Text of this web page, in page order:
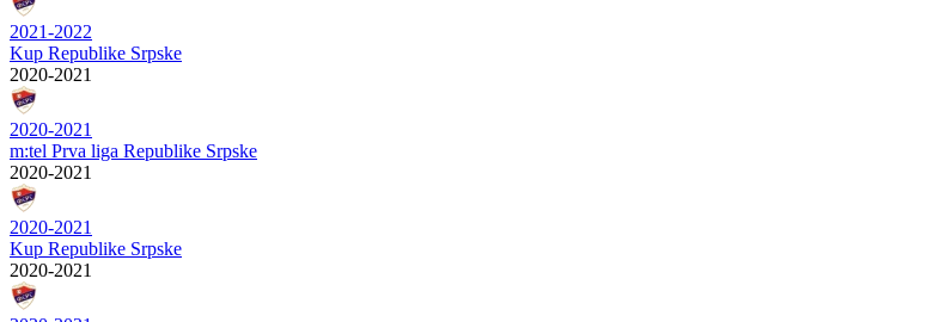
2021-2022
Kup Republike Srpske
2020-2021
2020-2021
m:tel Prva liga Republike Srpske
2020-2021
2020-2021
Kup Republike Srpske
2020-2021